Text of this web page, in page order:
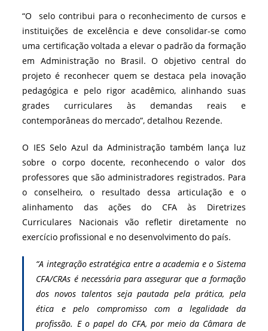
“O selo contribui para o reconhecimento de cursos e
instituições de excelência e deve consolidar-se como
uma certificação voltada a elevar o padrão da formação
em Administração no Brasil. O objetivo central do
projeto é reconhecer quem se destaca pela inovação
pedagógica e pelo rigor acadêmico, alinhando suas
grades curriculares às demandas reais e
contemporâneas do mercado”, detalhou Rezende.
O IES Selo Azul da Administração também lança luz
sobre o corpo docente, reconhecendo o valor dos
professores que são administradores registrados. Para
o conselheiro, o resultado dessa articulação e o
alinhamento das ações do CFA às Diretrizes
Curriculares Nacionais vão refletir diretamente no
exercício profissional e no desenvolvimento do país.
“A integração estratégica entre a academia e o Sistema
CFA/CRAs é necessária para assegurar que a formação
dos novos talentos seja pautada pela prática, pela
ética e pelo compromisso com a legalidade da
profissão. E o papel do CFA, por meio da Câmara de